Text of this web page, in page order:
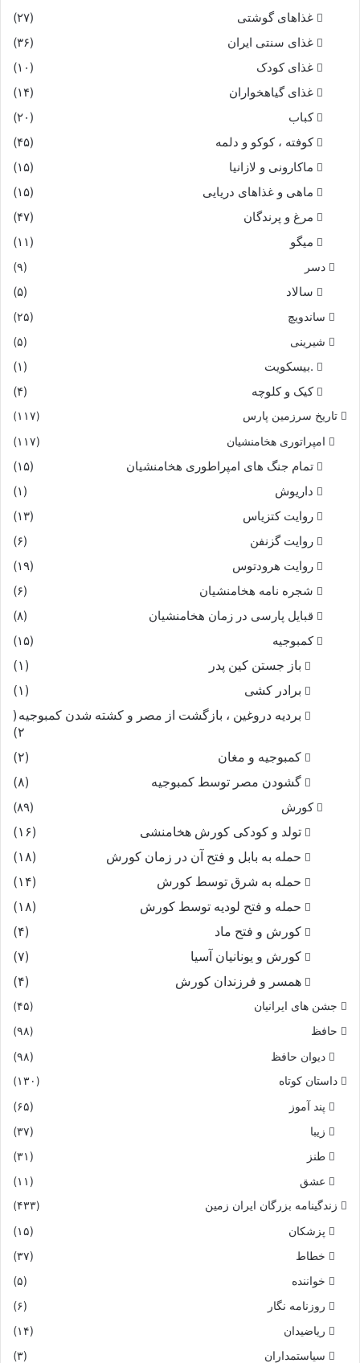
غذاهای گوشتی
(۲۷)
غذای سنتی ایران
(۳۶)
غذای کودک
(۱۰)
غذای گیاهخواران
(۱۴)
کباب
(۲۰)
کوفته ، کوکو و دلمه
(۴۵)
ماکارونی و لازانیا
(۱۵)
ماهی و غذاهای دریایی
(۱۵)
مرغ و پرندگان
(۴۷)
میگو
(۱۱)
دسر (۹)
سالاد (۵)
ساندویچ
(۲۵)
شیرینی
(۵)
.بیسکویت
(۱)
کیک و کلوچه
(۴)
تاریخ سرزمین پارس (۱۱۷)
امپراتوری هخامنشیان (۱۱۷)
تمام جنگ های امپراطوری هخامنشیان
(۱۵)
داریوش
(۱)
روایت کتزیاس
(۱۳)
روایت گزنفن
(۶)
روایت هرودتوس
(۱۹)
شجره نامه هخامنشیان
(۶)
قبایل پارسی در زمان هخامنشیان
(۸)
کمبوجیه
(۱۵)
باز جستن کین پدر
(۱)
برادر کشی
(۱)
بردیه دروغین ، بازگشت از مصر و کشته شدن کمبوجیه (
۲)
کمبوجیه و مغان
(۲)
گشودن مصر توسط کمبوجیه
(۸)
کورش
(۸۹)
تولد و کودکی کورش هخامنشی
(۱۶)
حمله به بابل و فتح آن در زمان کورش
(۱۸)
حمله به شرق توسط کورش
(۱۴)
حمله و فتح لودیه توسط کورش
(۱۸)
کورش و فتح ماد
(۴)
کورش و یونانیان آسیا
(۷)
همسر و فرزندان کورش
(۴)
جشن های ایرانیان
(۴۵)
حافظ
(۹۸)
دیوان حافظ (۹۸)
داستان کوتاه (۱۳۰)
پند آموز
(۶۵)
زیبا
(۳۷)
طنز
(۳۱)
عشق
(۱۱)
زندگینامه بزرگان ایران زمین (۴۳۳)
پزشکان
(۱۵)
خطاط
(۳۷)
خواننده
(۵)
روزنامه نگار
(۶)
ریاضیدان
(۱۴)
سیاستمداران
(۳)